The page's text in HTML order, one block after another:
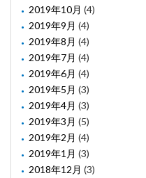
2019年10月 (4)
2019年9月 (4)
2019年8月 (4)
2019年7月 (4)
2019年6月 (4)
2019年5月 (3)
2019年4月 (3)
2019年3月 (5)
2019年2月 (4)
2019年1月 (3)
2018年12月 (3)